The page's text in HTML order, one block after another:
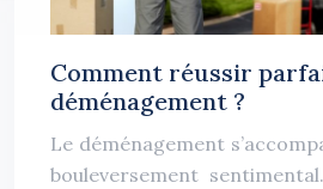
Comment réussir
déménagement ?
Le déménagement
bouleversement